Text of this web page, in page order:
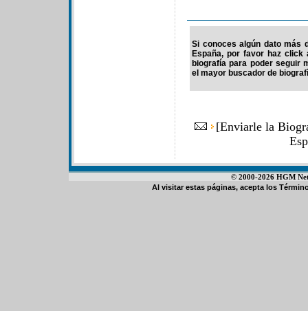
Si conoces algún dato más
España, por favor haz
biografía para poder seguir
el mayor buscador de
[Enviarle la
© 2000-2026 HGM
Al visitar estas páginas, acepta los